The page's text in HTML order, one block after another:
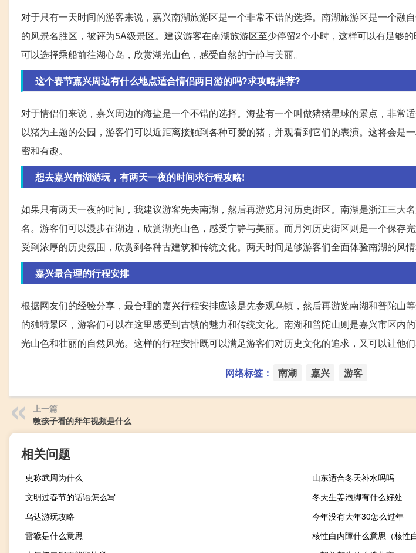
对于只有一天时间的游客来说，嘉兴南湖旅游区是一个非常不错的选择。南湖旅游区是一个融
的风景名胜区，被评为5A级景区。建议游客在南湖旅游区至少停留2个小时，这样可以有足够
可以选择乘船前往湖心岛，欣赏湖光山色，感受自然的宁静与美丽。
这个春节嘉兴周边有什么地点适合情侣两日游的吗?求攻略推荐?
对于情侣们来说，嘉兴周边的海盐是一个不错的选择。海盐有一个叫做猪猪星球的景点，非常
以猪为主题的公园，游客们可以近距离接触到各种可爱的猪，并观看到它们的表演。这将会是
密和有趣。
想去嘉兴南湖游玩，有两天一夜的时间求行程攻略!
如果只有两天一夜的时间，我建议游客先去南湖，然后再游览月河历史街区。南湖是浙江三大
名。游客们可以漫步在湖边，欣赏湖光山色，感受宁静与美丽。而月河历史街区则是一个保存
受到浓厚的历史氛围，欣赏到各种古建筑和传统文化。两天时间足够游客们全面体验南湖的风情
嘉兴最合理的行程安排
根据网友们的经验分享，最合理的嘉兴行程安排应该是先参观乌镇，然后再游览南湖和普陀山
的独特景区，游客们可以在这里感受到古镇的魅力和传统文化。南湖和普陀山则是嘉兴市区内
光山色和壮丽的自然风光。这样的行程安排既可以满足游客们对历史文化的追求，又可以让他们
网络标签： 南湖 嘉兴 游客
上一篇
教孩子看的拜年视频是什么
相关问题
史称武周为什么
山东适合冬天补水吗吗
文明过春节的话语怎么写
冬天生姜泡脚有什么好处
乌达游玩攻略
今年没有大年30怎么过年
雷猴是什么意思
核性白内障什么意思（核性